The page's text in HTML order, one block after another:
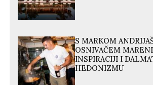
S MARKOM
OSNIVAČEM
INSPIRACIJI I
HEDONIZMU